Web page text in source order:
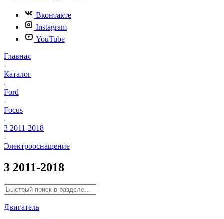
Вконтакте
Instagram
YouTube
Главная
-
Каталог
-
Ford
-
Focus
-
3 2011-2018
-
Электрооснащение
3 2011-2018
Двигатель